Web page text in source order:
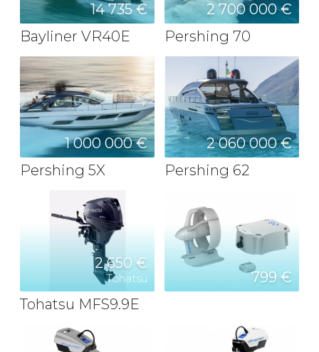
14 735 €
Bayliner VR40E
2 700 000 €
Pershing 70
1 000 000 €
Pershing 5X
2 060 000 €
Pershing 62
2 650 €
Tohatsu
Tohatsu MFS9.9E
799 €